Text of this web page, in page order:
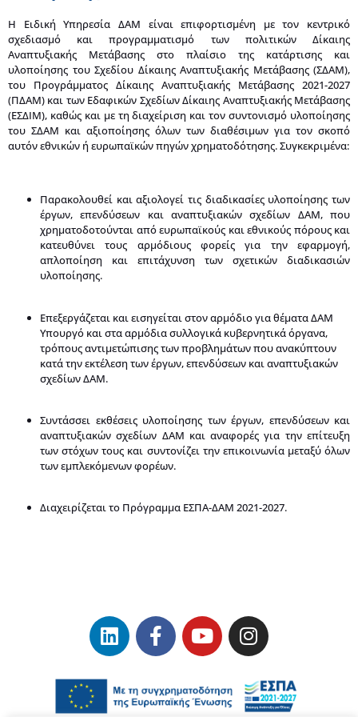
Η Ειδική Υπηρεσία ΔΑΜ είναι επιφορτισμένη με τον κεντρικό
σχεδιασμό και προγραμματισμό των πολιτικών Δίκαιης
Αναπτυξιακής Μετάβασης στο πλαίσιο της κατάρτισης και
υλοποίησης του Σχεδίου Δίκαιης Αναπτυξιακής Μετάβασης (ΣΔΑΜ),
του Προγράμματος Δίκαιης Αναπτυξιακής Μετάβασης 2021-2027
(ΠΔΑΜ) και των Εδαφικών Σχεδίων Δίκαιης Αναπτυξιακής Μετάβασης
(ΕΣΔΙΜ), καθώς και με τη διαχείριση και τον συντονισμό υλοποίησης
του ΣΔΑΜ και αξιοποίησης όλων των διαθέσιμων για τον σκοπό
αυτόν εθνικών ή ευρωπαϊκών πηγών χρηματοδότησης. Συγκεκριμένα:
Παρακολουθεί και αξιολογεί τις διαδικασίες υλοποίησης των
έργων, επενδύσεων και αναπτυξιακών σχεδίων ΔΑΜ, που
χρηματοδοτούνται από ευρωπαϊκούς και εθνικούς πόρους και
κατευθύνει τους αρμόδιους φορείς για την εφαρμογή,
απλοποίηση και επιτάχυνση των σχετικών διαδικασιών
υλοποίησης.
Επεξεργάζεται και εισηγείται στον αρμόδιο για θέματα ΔΑΜ
Υπουργό και στα αρμόδια συλλογικά κυβερνητικά όργανα,
τρόπους αντιμετώπισης των προβλημάτων που ανακύπτουν
κατά την εκτέλεση των έργων, επενδύσεων και αναπτυξιακών
σχεδίων ΔΑΜ.
Συντάσσει εκθέσεις υλοποίησης των έργων, επενδύσεων και
αναπτυξιακών σχεδίων ΔΑΜ και αναφορές για την επίτευξη
των στόχων τους και συντονίζει την επικοινωνία μεταξύ όλων
των εμπλεκόμενων φορέων.
Διαχειρίζεται το Πρόγραμμα ΕΣΠΑ-ΔΑΜ 2021-2027.